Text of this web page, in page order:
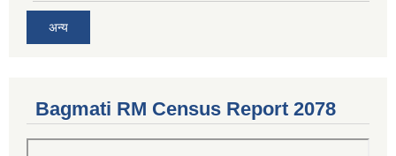
अन्य
Bagmati RM Census Report 2078